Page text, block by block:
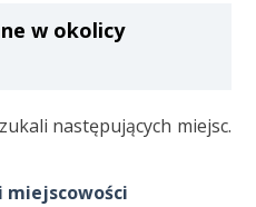
w okolicy
następujących miejsc.
miejscowości